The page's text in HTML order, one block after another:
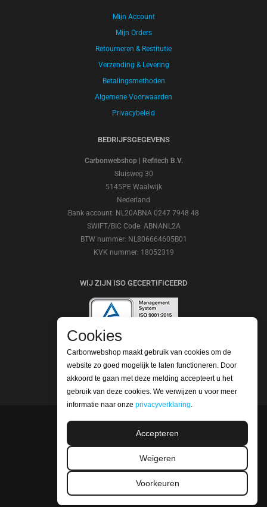
Mijn Account
Mijn Orders
Retourneren & Restitutie
Verzending & Levering
Betalingsmethoden
Algemene Voorwaarden
Privacybeleid
BEDRIJFSGEGEVENS
Carbonwebshop | Refitech B.V.
Sluisweg 30
5145PE Waalwijk
Nederland
Bank account: NL20ABNA 0247 7948 48
SWIFT/BIC Code: ABNANL2A
BTW nummer: NL806664605B01
KVK nummer: 18052319
WIJ ZIJN ISO GECERTIFICEERD
BEKIJK ONZE REVIEWS
©2026 Carbonwebshop
Telefoonnummer: +31 (0) 416 561365 | Email:
info@carbonwebshop.nl
Cookies
Carbonwebshop maakt gebruik van cookies om de
website zo goed mogelijk te laten functioneren. Door
akkoord te gaan met deze melding accepteert u het
gebruik van deze cookies. We verwijzen u voor meer
informatie naar onze privacyverklaring.
Accepteren
Weigeren
Voorkeuren